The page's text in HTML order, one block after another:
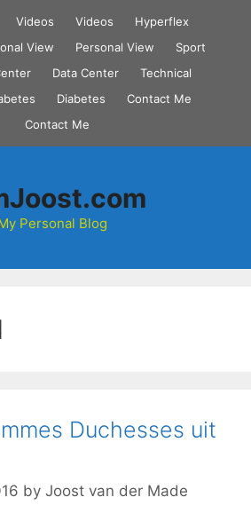
Videos Videos
Hyperflex
View Personal View
Sport
Data Center
Technical
Diabetes
Contact Me
Contact Me
Personal Blog
Duchesses uit
by Joost van der Made